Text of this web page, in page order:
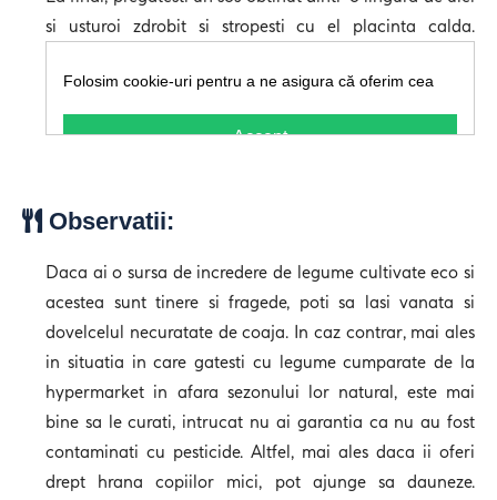
si usturoi zdrobit si stropesti cu el placinta calda.
Observatii:
Daca ai o sursa de incredere de legume cultivate eco si
acestea sunt tinere si fragede, poti sa lasi vanata si
dovelcelul necuratate de coaja. In caz contrar, mai ales
in situatia in care gatesti cu legume cumparate de la
hypermarket in afara sezonului lor natural, este mai
bine sa le curati, intrucat nu ai garantia ca nu au fost
contaminati cu pesticide. Altfel, mai ales daca ii oferi
drept hrana copiilor mici, pot ajunge sa dauneze.